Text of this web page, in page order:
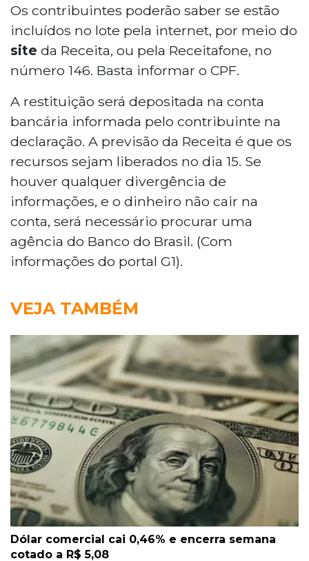
Os contribuintes poderão saber se estão
incluídos no lote pela internet, por meio do
site da Receita, ou pela Receitafone, no
número 146. Basta informar o CPF.
A restituição será depositada na conta
bancária informada pelo contribuinte na
declaração. A previsão da Receita é que os
recursos sejam liberados no dia 15. Se
houver qualquer divergência de
informações, e o dinheiro não cair na
conta, será necessário procurar uma
agência do Banco do Brasil. (Com
informações do portal G1).
VEJA TAMBÉM
Dólar comercial cai 0,46% e encerra semana
cotado a R$ 5,08